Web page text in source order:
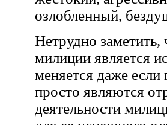
озлобленный,
Нетрудно заметить,
милиции является
меняется даже если
просто являются
деятельности